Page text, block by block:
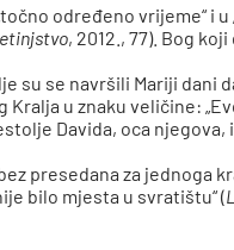
određeno vrijeme“ i
, 2012., 77). Bog
su se navršili Mariji
u znaku veličine:
Davida, oca
presedana za jednoga
bilo mjesta u svratištu“ (